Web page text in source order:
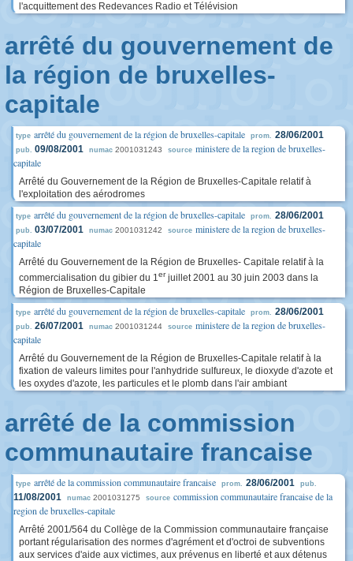
l'acquittement des Redevances Radio et Télévision
arrêté du gouvernement de
la région de bruxelles-
capitale
type arrêté du gouvernement de la région de bruxelles-capitale prom. 28/06/2001
pub. 09/08/2001 numac 2001031243 source ministere de la region de bruxelles-
capitale
Arrêté du Gouvernement de la Région de Bruxelles-Capitale relatif à
l'exploitation des aérodromes
type arrêté du gouvernement de la région de bruxelles-capitale prom. 28/06/2001
pub. 03/07/2001 numac 2001031242 source ministere de la region de bruxelles-
capitale
Arrêté du Gouvernement de la Région de Bruxelles- Capitale relatif à la
commercialisation du gibier du 1er juillet 2001 au 30 juin 2003 dans la
Région de Bruxelles-Capitale
type arrêté du gouvernement de la région de bruxelles-capitale prom. 28/06/2001
pub. 26/07/2001 numac 2001031244 source ministere de la region de bruxelles-
capitale
Arrêté du Gouvernement de la Région de Bruxelles-Capitale relatif à la
fixation de valeurs limites pour l'anhydride sulfureux, le dioxyde d'azote et
les oxydes d'azote, les particules et le plomb dans l'air ambiant
arrêté de la commission
communautaire francaise
type arrêté de la commission communautaire francaise prom. 28/06/2001 pub.
11/08/2001 numac 2001031275 source commission communautaire francaise de la
region de bruxelles-capitale
Arrêté 2001/564 du Collège de la Commission communautaire française
portant régularisation des normes d'agrément et d'octroi de subventions
aux services d'aide aux victimes, aux prévenus en liberté et aux détenus